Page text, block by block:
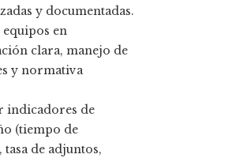
y documentadas.
equipos en
clara, manejo de
y normativa
indicadores de
(tiempo de
tasa de adjuntos,